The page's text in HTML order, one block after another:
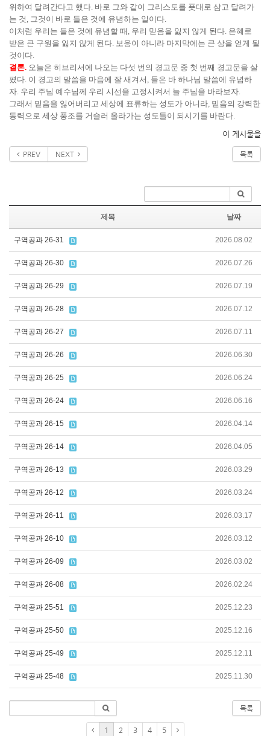
위하여 달려간다고 했다. 바로 그와 같이 그리스도를 푯대로 삼고 달려가
는 것, 그것이 바로 들은 것에 유념하는 일이다.
이처럼 우리는 들은 것에 유념할 때, 우리 믿음을 잃지 않게 된다. 은혜로
받은 큰 구원을 잃지 않게 된다. 보응이 아니라 마지막에는 큰 상을 얻게 될
것이다.
결론. 오늘은 히브리서에 나오는 다섯 번의 경고문 중 첫 번째 경고문을 살
폈다. 이 경고의 말씀을 마음에 잘 새겨서, 들은 바 하나님 말씀에 유념하
자. 우리 주님 예수님께 우리 시선을 고정시켜서 늘 주님을 바라보자.
그래서 믿음을 잃어버리고 세상에 표류하는 성도가 아니라, 믿음의 강력한
동력으로 세상 풍조를 거슬러 올라가는 성도들이 되시기를 바란다.
이 게시물을
PREV NEXT 목록
제목 날짜
구역공과 26-31 2026.08.02
구역공과 26-30 2026.07.26
구역공과 26-29 2026.07.19
구역공과 26-28 2026.07.12
구역공과 26-27 2026.07.11
구역공과 26-26 2026.06.30
구역공과 26-25 2026.06.24
구역공과 26-24 2026.06.16
구역공과 26-15 2026.04.14
구역공과 26-14 2026.04.05
구역공과 26-13 2026.03.29
구역공과 26-12 2026.03.24
구역공과 26-11 2026.03.17
구역공과 26-10 2026.03.12
구역공과 26-09 2026.03.02
구역공과 26-08 2026.02.24
구역공과 25-51 2025.12.23
구역공과 25-50 2025.12.16
구역공과 25-49 2025.12.11
구역공과 25-48 2025.11.30
목록
1 2 3 4 5